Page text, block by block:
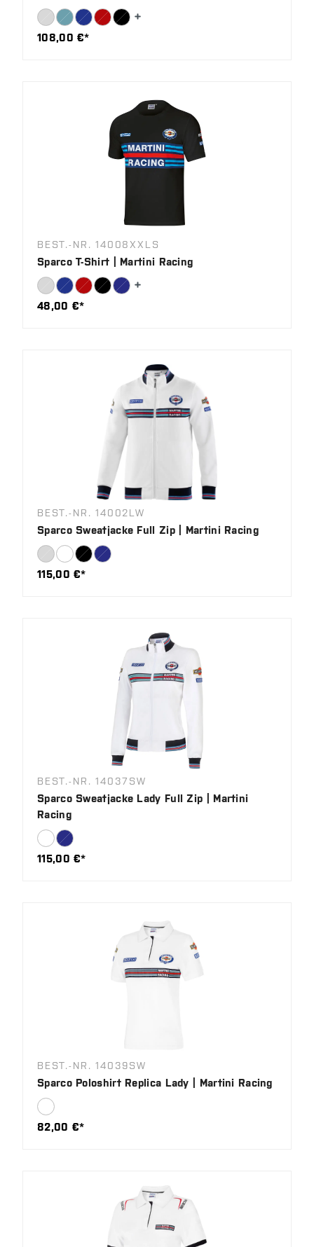
108,00 €*
BEST.-NR. 14008XXLS
Sparco T-Shirt | Martini Racing
48,00 €*
BEST.-NR. 14002LW
Sparco Sweatjacke Full Zip | Martini Racing
115,00 €*
BEST.-NR. 14037SW
Sparco Sweatjacke Lady Full Zip | Martini
Racing
115,00 €*
BEST.-NR. 14039SW
Sparco Poloshirt Replica Lady | Martini Racing
82,00 €*